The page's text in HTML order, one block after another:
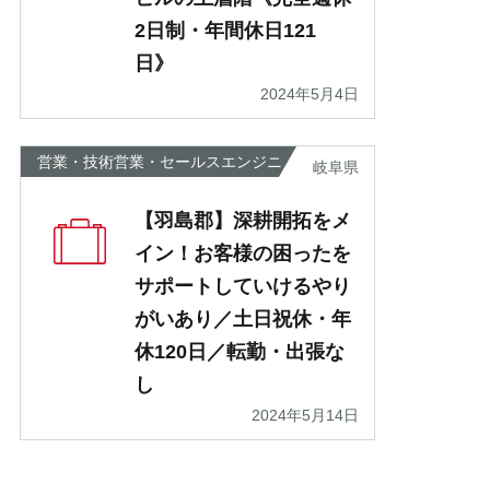
2日制・年間休日121
日》
2024年5月4日
営業・技術営業・セールスエンジニ
岐阜県
【羽島郡】深耕開拓をメ
イン！お客様の困ったを
サポートしていけるやり
がいあり／土日祝休・年
休120日／転勤・出張な
し
2024年5月14日